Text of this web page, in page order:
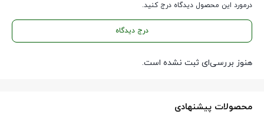
درمورد این محصول دیدگاه درج کنید.
درج دیدگاه
هنوز بررسی‌ای ثبت نشده است.
محصولات پیشنهادی